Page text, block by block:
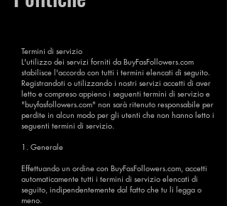
Termini di servizio
L'utilizzo dei servizi forniti da BuyFasFollowers.com
stabilisce l'accordo con tutti i termini elencati di seguito.
Registrandoti o utilizzando i nostri servizi accetti di aver
letto e compreso appieno i seguenti termini di servizio e
"buyfasfollowers.com" non sarà ritenuto responsabile per
perdite in alcun modo per gli utenti che non hanno letto i
seguenti termini di servizio.
1. Generale
Effettuando un ordine con BuyFasFollowers.com, accetti
automaticamente tutti i termini di servizio elencati di
seguito, indipendentemente dal fatto che tu li legga o
meno.